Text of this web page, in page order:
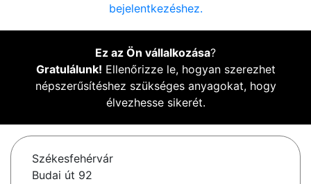
bejelentkezéshez.
Ez az Ön vállalkozása?
Gratulálunk! Ellenőrizze le, hogyan szerezhet
népszerűsítéshez szükséges anyagokat, hogy
élvezhesse sikerét.
Székesfehérvár
Budai út 92